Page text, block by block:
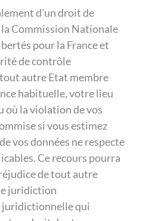
d’un droit de
la Commission Nationale
pour la France et
de contrôle
autre Etat membre
habituelle, votre lieu
où la violation de vos
si vous estimez
vos données ne respecte
Ce recours pourra
de tout autre
juridiction
qui